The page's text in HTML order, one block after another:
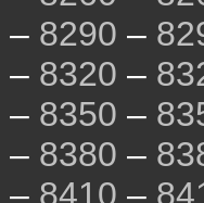
– 8290 –
– 8320 –
– 8350 –
– 8380 –
– 8410 –